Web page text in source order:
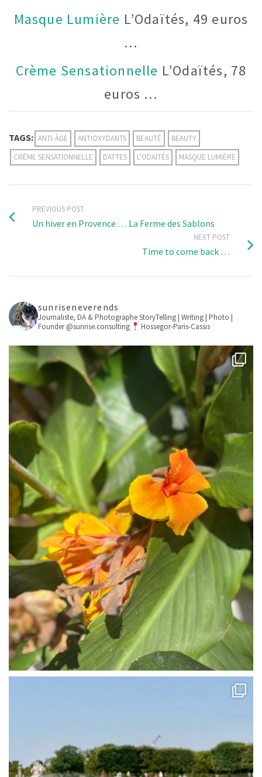
Masque Lumière L’Odaïtés, 49 euros
…
Crème Sensationnelle L’Odaïtés, 78
euros …
TAGS: ANTI-ÂGE ANTIOXYDANTS BEAUTÉ
BEAUTY
CRÈME SENSATIONNELLE
DATTES L'ODAÏTÉS MASQUE LUMIÈRE
PREVIOUS POST
Un hiver en Provence … La Ferme des Sablons
NEXT POST
Time to come back …
sunriseneverends
Journaliste, DA & PhotographeStoryTelling | Writing | Photo |
Founder @sunrise.consulting
Hossegor-Paris-Cassis